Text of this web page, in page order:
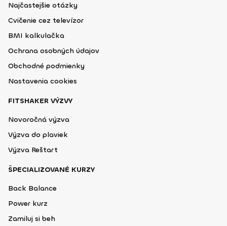
Najčastejšie otázky
Cvičenie cez televízor
BMI kalkulačka
Ochrana osobných údajov
Obchodné podmienky
Nastavenia cookies
FITSHAKER VÝZVY
Novoročná výzva
Výzva do plaviek
Výzva Reštart
ŠPECIALIZOVANÉ KURZY
Back Balance
Power kurz
Zamiluj si beh